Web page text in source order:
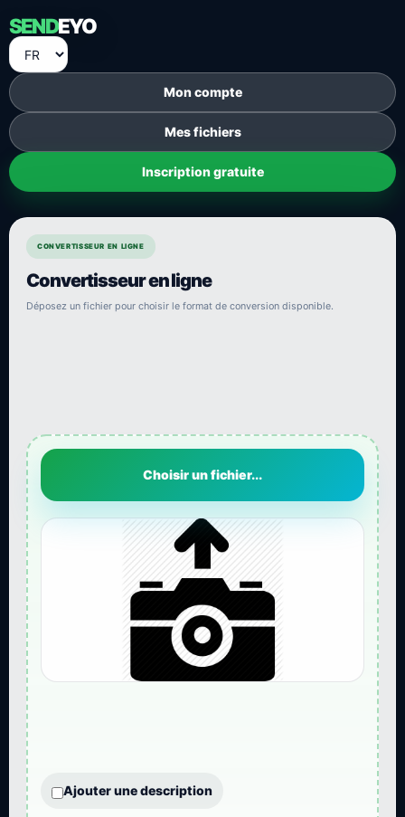
SENDEYO
Mon compte
Mes fichiers
Inscription gratuite
CONVERTISSEUR EN LIGNE
Convertisseur en ligne
Déposez un fichier pour choisir le format de conversion disponible.
Choisir un fichier...
Ajouter une description